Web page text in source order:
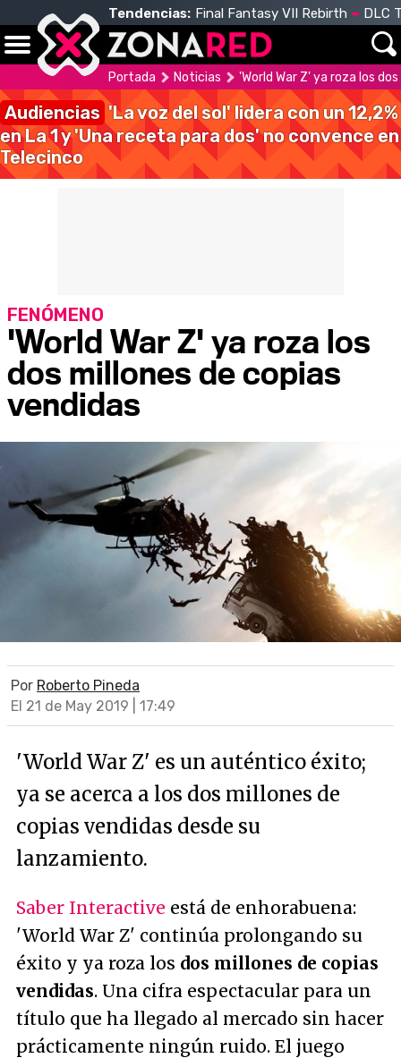
Tendencias: Final Fantasy VII Rebirth DLC
Portada Noticias 'World War Z' ya roza los
Audiencias 'La voz del sol' lidera con un 12,2%
en La 1 y 'Una receta para dos' no convence en
Telecinco
'World War Z' ya roza los
dos millones de copias
vendidas
FENÓMENO
Por Roberto Pineda
El 21 de May 2019 | 17:49
'World War Z' es un auténtico éxito;
ya se acerca a los dos millones de
copias vendidas desde su
lanzamiento.
Saber Interactive está de enhorabuena:
'World War Z' continúa prolongando su
éxito y ya roza los dos millones de copias
vendidas. Una cifra espectacular para un
título que ha llegado al mercado sin hacer
prácticamente ningún ruido. El juego